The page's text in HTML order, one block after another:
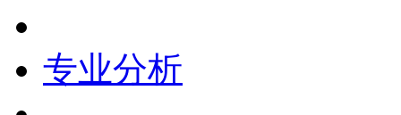
专业分析